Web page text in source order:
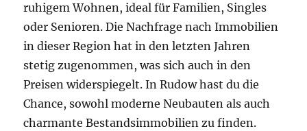
ruhigem Wohnen, ideal für Familien, Singles
oder Senioren. Die Nachfrage nach Immobilien
in dieser Region hat in den letzten Jahren
stetig zugenommen, was sich auch in den
Preisen widerspiegelt. In Rudow hast du die
Chance, sowohl moderne Neubauten als auch
charmante Bestandsimmobilien zu finden.